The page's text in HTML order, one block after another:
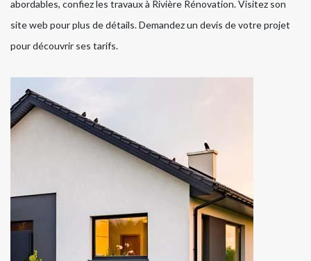
abordables, confiez les travaux à Rivière Rénovation. Visitez son
site web pour plus de détails. Demandez un devis de votre projet
pour découvrir ses tarifs.